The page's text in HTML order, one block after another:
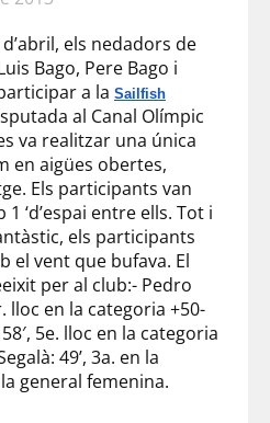
els nedadors de
Bago, Pere Bago i
a la Sailfish
al Canal Olímpic
va realitzar una única
en aigües obertes,
Els participants van
‘d’espai entre ells. Tot i
els participants
el vent que bufava. El
per al club:- Pedro
lloc en la categoria +50-
5e. lloc en la categoria
49’, 3a. en la
general femenina.